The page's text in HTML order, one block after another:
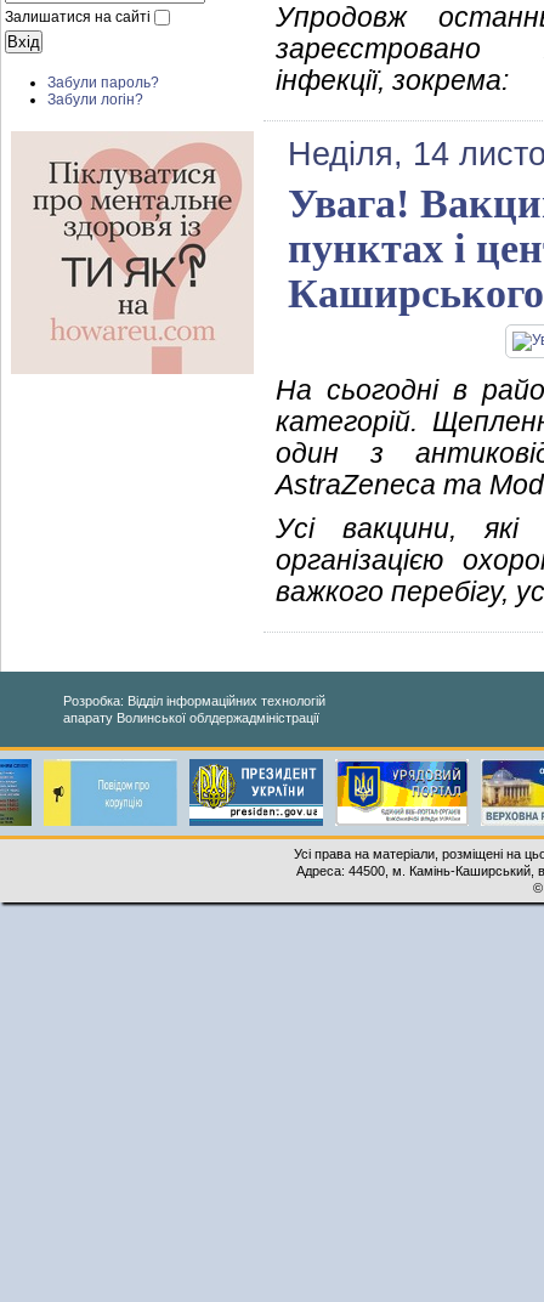
Залишатися на сайті
Забули пароль?
Забули логін?
Упродовж
інфекції, зокрема:
Неділя, 14
Увага!
пунктах і
На сьогодні в
категорій.
один з
AstraZeneca та
Усі вакцини, які
організацією
важкого перебігу,
Розробка: Відділ інформаційних технологій
апарату Волинської облдержадміністрації
Усі права на матеріали, розміщені на
Адреса: 44500, м. Камінь-Каширський,
©